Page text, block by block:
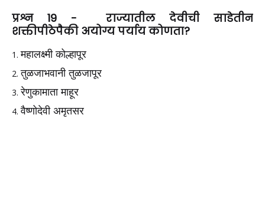
प्रश्न 19 - राज्यातील देवीची साडेतीन
शक्तीपीठेपैकी अयोग्य पर्याय कोणता?
महालक्ष्मी कोल्हापूर
तुळजाभवानी तुळजापूर
रेणुकामाता माहूर
वैष्णोदेवी अमृतसर